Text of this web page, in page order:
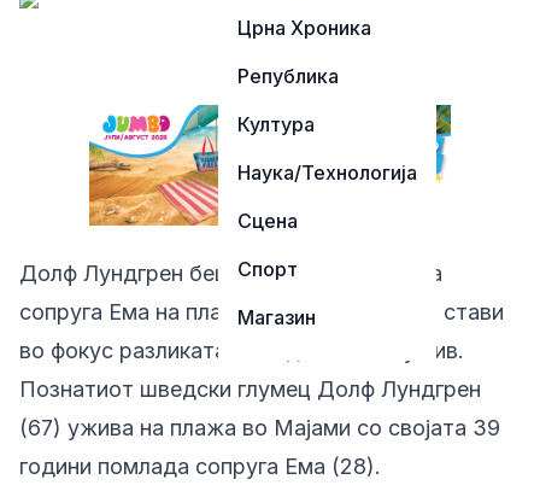
Црна Хроника
Република
Култура
Наука/Технологија
Сцена
Спорт
Магазин
Долф Лундгрен беше снимен со својата
сопруга Ема на плажа, што повторно ја стави
во фокус разликата во години помеѓу нив.
Познатиот шведски глумец Долф Лундгрен
(67) ужива на плажа во Мајами со својата 39
години помлада сопруга Ема (28).